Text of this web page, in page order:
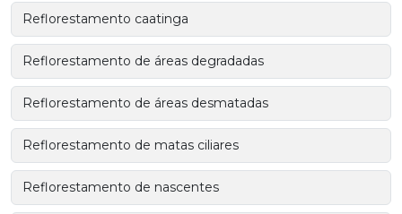
Reflorestamento caatinga
Reflorestamento de áreas degradadas
Reflorestamento de áreas desmatadas
Reflorestamento de matas ciliares
Reflorestamento de nascentes